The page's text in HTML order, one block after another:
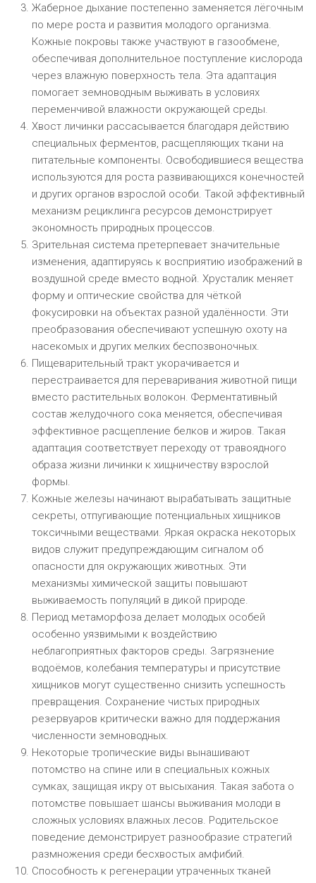
Жаберное дыхание постепенно заменяется лёгочным
по мере роста и развития молодого организма.
Кожные покровы также участвуют в газообмене,
обеспечивая дополнительное поступление кислорода
через влажную поверхность тела. Эта адаптация
помогает земноводным выживать в условиях
переменчивой влажности окружающей среды.
Хвост личинки рассасывается благодаря действию
специальных ферментов, расщепляющих ткани на
питательные компоненты. Освободившиеся вещества
используются для роста развивающихся конечностей
и других органов взрослой особи. Такой эффективный
механизм рециклинга ресурсов демонстрирует
экономность природных процессов.
Зрительная система претерпевает значительные
изменения, адаптируясь к восприятию изображений в
воздушной среде вместо водной. Хрусталик меняет
форму и оптические свойства для чёткой
фокусировки на объектах разной удалённости. Эти
преобразования обеспечивают успешную охоту на
насекомых и других мелких беспозвоночных.
Пищеварительный тракт укорачивается и
перестраивается для переваривания животной пищи
вместо растительных волокон. Ферментативный
состав желудочного сока меняется, обеспечивая
эффективное расщепление белков и жиров. Такая
адаптация соответствует переходу от травоядного
образа жизни личинки к хищничеству взрослой
формы.
Кожные железы начинают вырабатывать защитные
секреты, отпугивающие потенциальных хищников
токсичными веществами. Яркая окраска некоторых
видов служит предупреждающим сигналом об
опасности для окружающих животных. Эти
механизмы химической защиты повышают
выживаемость популяций в дикой природе.
Период метаморфоза делает молодых особей
особенно уязвимыми к воздействию
неблагоприятных факторов среды. Загрязнение
водоёмов, колебания температуры и присутствие
хищников могут существенно снизить успешность
превращения. Сохранение чистых природных
резервуаров критически важно для поддержания
численности земноводных.
Некоторые тропические виды вынашивают
потомство на спине или в специальных кожных
сумках, защищая икру от высыхания. Такая забота о
потомстве повышает шансы выживания молоди в
сложных условиях влажных лесов. Родительское
поведение демонстрирует разнообразие стратегий
размножения среди бесхвостых амфибий.
Способность к регенерации утраченных тканей